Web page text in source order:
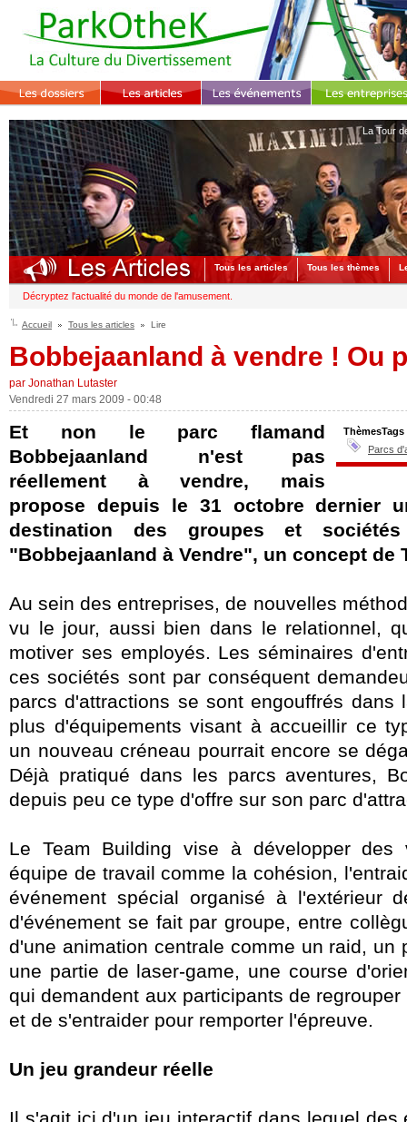
La Tour
Tous les articles Tous les thèmes
Décryptez l'actualité du monde de l'amusement.
Accueil Tous les articles Lire
Bobbejaanland à vendre ! Ou
par Jonathan Lutaster
Vendredi 27 mars 2009 - 00:48
ThèmesTags
Parcs
Et non le parc flamand
Bobbejaanland n'est pas
réellement à vendre, mais
propose depuis le 31 octobre dernier
destination des groupes et
"Bobbejaanland à Vendre", un concept de
Au sein des entreprises, de nouvelles
vu le jour, aussi bien dans le relationnel,
motiver ses employés. Les séminaires
ces sociétés sont par conséquent
parcs d'attractions se sont engouffrés dans
plus d'équipements visant à accueillir ce
un nouveau créneau pourrait encore se
Déjà pratiqué dans les parcs aventures,
depuis peu ce type d'offre sur son parc
Le Team Building vise à développer des
équipe de travail comme la cohésion,
événement spécial organisé à l'extérieur
d'événement se fait par groupe, entre
d'une animation centrale comme un raid, un
une partie de laser-game, une course
qui demandent aux participants de
et de s'entraider pour remporter l'épreuve.
Un jeu grandeur réelle